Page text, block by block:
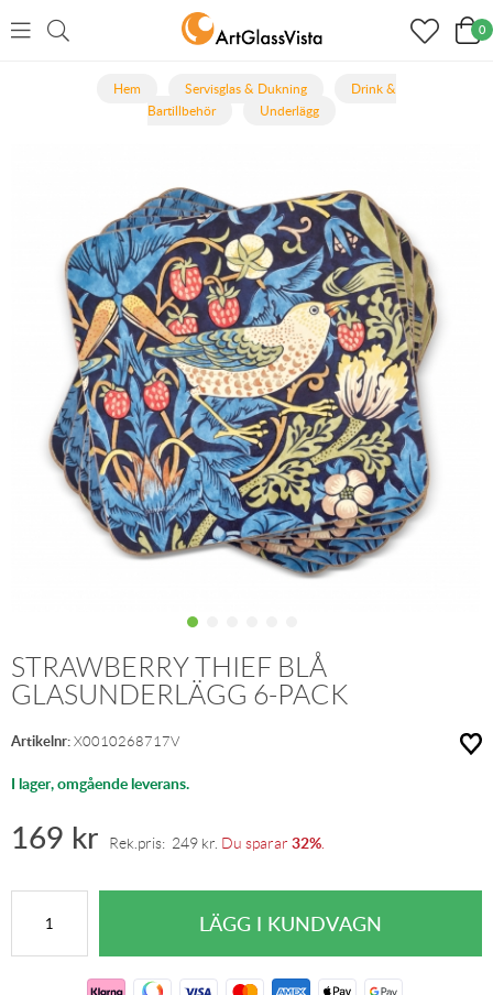
0
Hem Servisglas & Dukning
Drink &
Bartillbehör
Underlägg
STRAWBERRY THIEF BLÅ
GLASUNDERLÄGG 6-PACK
Artikelnr: X0010268717V
I lager, omgående leverans.
169 kr Rek.pris: 249 kr Du sparar 32%